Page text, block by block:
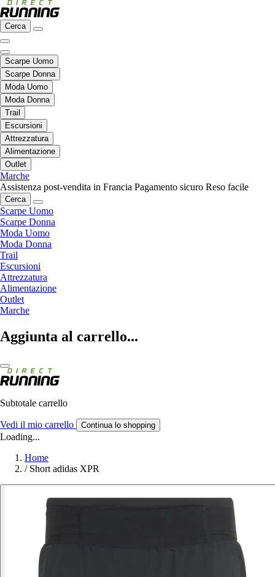
Cerca
Scarpe Uomo
Scarpe Donna
Moda Uomo
Moda Donna
Trail
Escursioni
Attrezzatura
Alimentazione
Outlet
Marche
Assistenza post-vendita in Francia Pagamento sicuro Reso facile
Cerca
Scarpe Uomo
Scarpe Donna
Moda Uomo
Moda Donna
Trail
Escursioni
Attrezzatura
Alimentazione
Outlet
Marche
Aggiunta al carrello...
Subtotale carrello
Vedi il mio carrello Continua lo shopping
Loading...
Home
/ Short adidas XPR